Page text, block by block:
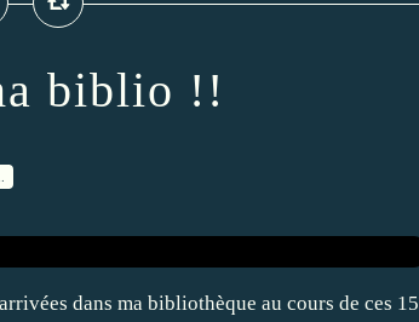
biblio !!
dans ma bibliothèque au cours de ces 15